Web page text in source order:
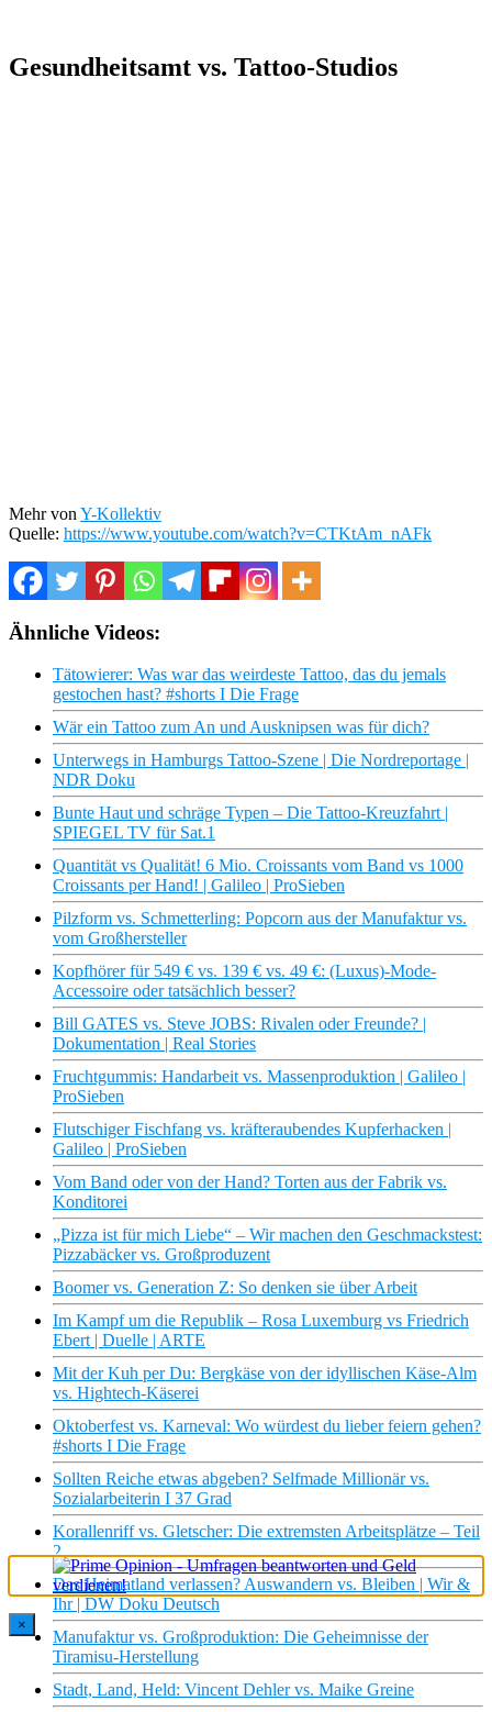
Gesundheitsamt vs. Tattoo-Studios
Mehr von Y-Kollektiv
Quelle: https://www.youtube.com/watch?v=CTKtAm_nAFk
Ähnliche Videos:
Tätowierer: Was war das weirdeste Tattoo, das du jemals
gestochen hast? #shorts I Die Frage
Wär ein Tattoo zum An und Ausknipsen was für dich?
Unterwegs in Hamburgs Tattoo-Szene | Die Nordreportage |
NDR Doku
Bunte Haut und schräge Typen – Die Tattoo-Kreuzfahrt |
SPIEGEL TV für Sat.1
Quantität vs Qualität! 6 Mio. Croissants vom Band vs 1000
Croissants per Hand! | Galileo | ProSieben
Pilzform vs. Schmetterling: Popcorn aus der Manufaktur vs.
vom Großhersteller
Kopfhörer für 549 € vs. 139 € vs. 49 €: (Luxus)-Mode-
Accessoire oder tatsächlich besser?
Bill GATES vs. Steve JOBS: Rivalen oder Freunde? |
Dokumentation | Real Stories
Fruchtgummis: Handarbeit vs. Massenproduktion | Galileo |
ProSieben
Flutschiger Fischfang vs. kräfteraubendes Kupferhacken |
Galileo | ProSieben
Vom Band oder von der Hand? Torten aus der Fabrik vs.
Konditorei
„Pizza ist für mich Liebe“ – Wir machen den Geschmackstest:
Pizzabäcker vs. Großproduzent
Boomer vs. Generation Z: So denken sie über Arbeit
Im Kampf um die Republik – Rosa Luxemburg vs Friedrich
Ebert | Duelle | ARTE
Mit der Kuh per Du: Bergkäse von der idyllischen Käse-Alm
vs. Hightech-Käserei
Oktoberfest vs. Karneval: Wo würdest du lieber feiern gehen?
#shorts I Die Frage
Sollten Reiche etwas abgeben? Selfmade Millionär vs.
Sozialarbeiterin I 37 Grad
Korallenriff vs. Gletscher: Die extremsten Arbeitsplätze – Teil
2
Das Heimatland verlassen? Auswandern vs. Bleiben | Wir &
Ihr | DW Doku Deutsch
Manufaktur vs. Großproduktion: Die Geheimnisse der
Tiramisu-Herstellung
Stadt, Land, Held: Vincent Dehler vs. Maike Greine
×